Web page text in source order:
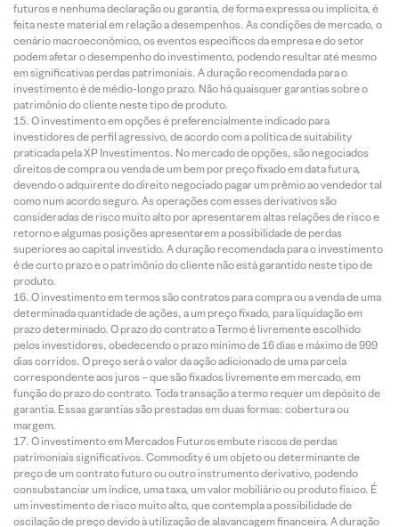
futuros e nenhuma declaração ou garantia, de forma expressa ou implícita, é
feita neste material em relação a desempenhos. As condições de mercado, o
cenário macroeconômico, os eventos específicos da empresa e do setor
podem afetar o desempenho do investimento, podendo resultar até mesmo
em significativas perdas patrimoniais. A duração recomendada para o
investimento é de médio-longo prazo. Não há quaisquer garantias sobre o
patrimônio do cliente neste tipo de produto.
O investimento em opções é preferencialmente indicado para
investidores de perfil agressivo, de acordo com a política de suitability
praticada pela XP Investimentos. No mercado de opções, são negociados
direitos de compra ou venda de um bem por preço fixado em data futura,
devendo o adquirente do direito negociado pagar um prêmio ao vendedor tal
como num acordo seguro. As operações com esses derivativos são
consideradas de risco muito alto por apresentarem altas relações de risco e
retorno e algumas posições apresentarem a possibilidade de perdas
superiores ao capital investido. A duração recomendada para o investimento
é de curto prazo e o patrimônio do cliente não está garantido neste tipo de
produto.
O investimento em termos são contratos para compra ou a venda de uma
determinada quantidade de ações, a um preço fixado, para liquidação em
prazo determinado. O prazo do contrato a Termo é livremente escolhido
pelos investidores, obedecendo o prazo mínimo de 16 dias e máximo de 999
dias corridos. O preço será o valor da ação adicionado de uma parcela
correspondente aos juros – que são fixados livremente em mercado, em
função do prazo do contrato. Toda transação a termo requer um depósito de
garantia. Essas garantias são prestadas em duas formas: cobertura ou
margem.
O investimento em Mercados Futuros embute riscos de perdas
patrimoniais significativos. Commodity é um objeto ou determinante de
preço de um contrato futuro ou outro instrumento derivativo, podendo
consubstanciar um índice, uma taxa, um valor mobiliário ou produto físico. É
um investimento de risco muito alto, que contempla a possibilidade de
oscilação de preço devido à utilização de alavancagem financeira. A duração